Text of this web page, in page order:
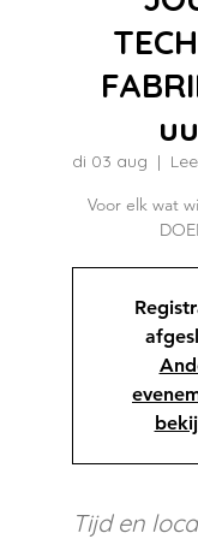
di 03 aug
  |
Voor elk wat
Tijd en